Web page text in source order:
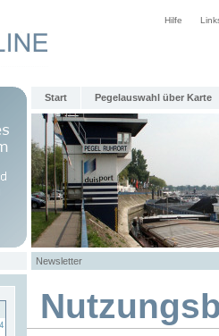
Hilfe
Start Pegelauswahl über Karte
Newsletter